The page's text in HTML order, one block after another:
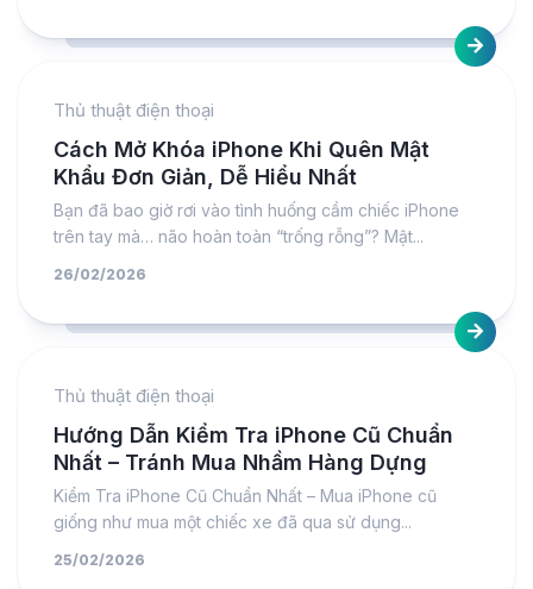
Thủ thuật điện thoại
Cách Mở Khóa iPhone Khi Quên Mật
Khẩu Đơn Giản, Dễ Hiểu Nhất
Bạn đã bao giờ rơi vào tình huống cầm chiếc iPhone
trên tay mà… não hoàn toàn “trống rỗng”? Mật...
26/02/2026
Thủ thuật điện thoại
Hướng Dẫn Kiểm Tra iPhone Cũ Chuẩn
Nhất – Tránh Mua Nhầm Hàng Dựng
Kiểm Tra iPhone Cũ Chuẩn Nhất – Mua iPhone cũ
giống như mua một chiếc xe đã qua sử dụng...
25/02/2026